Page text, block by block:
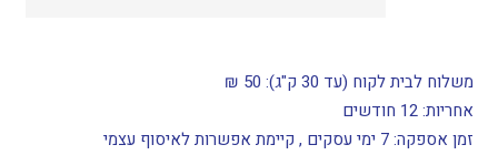
משלוח לבית לקוח (עד 30 ק"ג):
50 ₪
אחריות:12 חודשים
זמן אספקה:7 ימי עסקים , קיימת אפשרות לאיסוף עצמי